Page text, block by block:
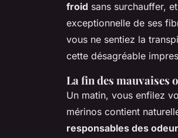
froid sans surchauffer, et
exceptionnelle de ses
vous ne sentiez la
cette désagréable
La fin des mauvaises
Un matin, vous enfilez
mérinos contient
responsables des